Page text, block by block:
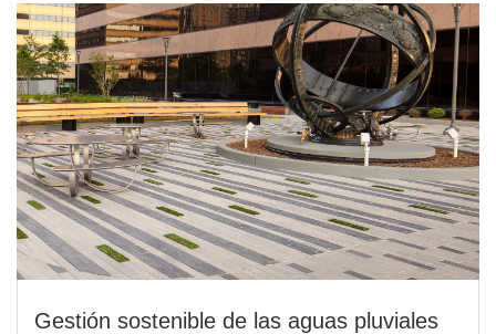
Gestión sostenible de las aguas pluviales